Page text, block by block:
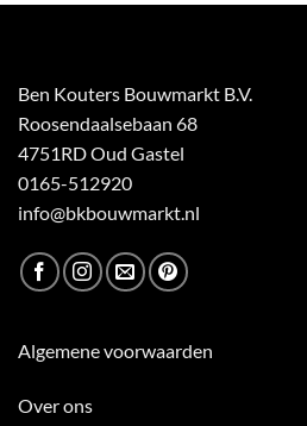
Ben Kouters Bouwmarkt B.V.
Roosendaalsebaan 68
4751RD Oud Gastel
0165-512920
info@bkbouwmarkt.nl
Algemene voorwaarden
Over ons